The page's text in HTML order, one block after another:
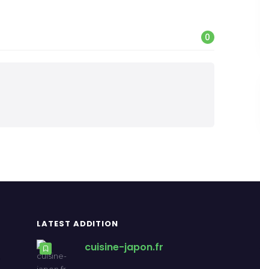
0
LATEST ADDITION
cuisine-japon.fr